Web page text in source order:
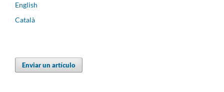
English
Català
Enviar un artículo